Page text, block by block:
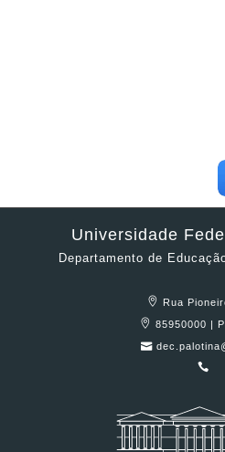
Universidade
Departamento de
Rua
85950000 |